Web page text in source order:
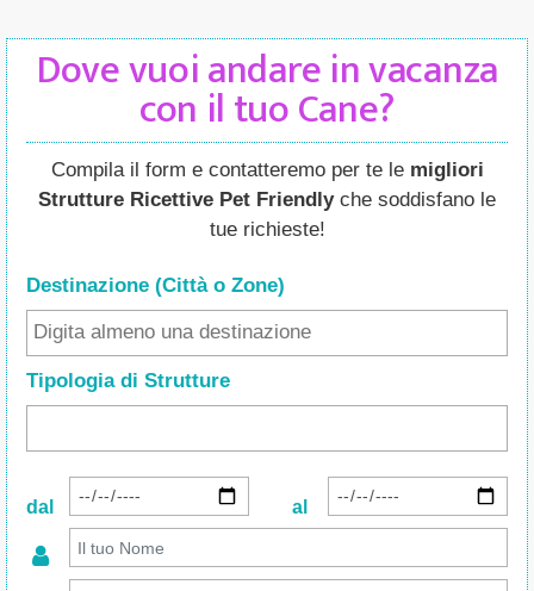
Dove vuoi andare in vacanza
con il tuo Cane?
Compila il form e contatteremo per te le migliori
Strutture Ricettive Pet Friendlyche soddisfano le
tue richieste!
Destinazione (Città o Zone)
Tipologia di Strutture
dal al